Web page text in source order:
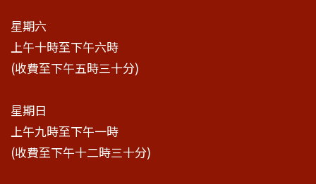
星期六
上午十時至下午六時
(收費至下午五時三十分)
星期日
上午九時至下午一時
(收費至下午十二時三十分)